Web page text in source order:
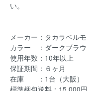
い。
メーカー：タカラベル
カラー ：ダークブラ
使用年数：10年以上
保証期間：６ヶ月
在庫 ：1台（大阪）
標準梱包送料：15,000